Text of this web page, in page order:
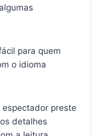
para quem
o idioma
espectador preste
detalhes